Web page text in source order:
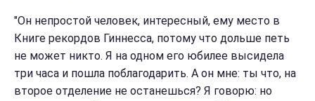
"Он непростой человек, интересный, ему место в
Книге рекордов Гиннесса, потому что дольше петь
не может никто. Я на одном его юбилее высидела
три часа и пошла поблагодарить. А он мне: ты что, на
второе отделение не останешься? Я говорю: но